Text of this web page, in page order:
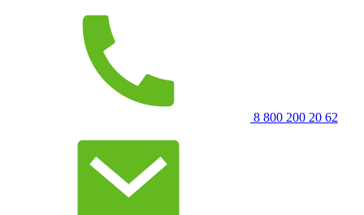
8 800 200 20 62